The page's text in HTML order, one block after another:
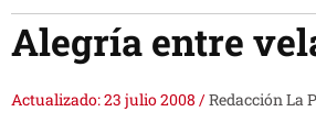
Alegría entre
Actualizado: 23 julio 2008 /Redacción La